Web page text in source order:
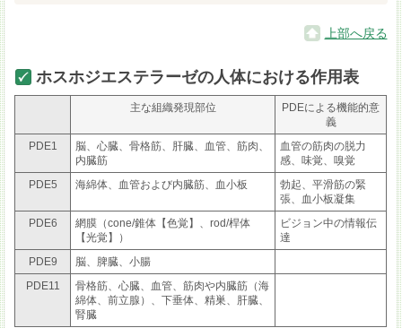
上部へ戻る
ホスホジエステラーゼの人体における作用表
主な組織発現部位
PDEによる機能的意
義
PDE1
脳、心臓、骨格筋、肝臓、血管、筋肉、
内臓筋
血管の筋肉の脱力
感、味覚、嗅覚
PDE5
海綿体、血管および内臓筋、血小板
勃起、平滑筋の緊
張、血小板凝集
PDE6
網膜（cone/錐体【色覚】、rod/桿体
【光覚】）
ビジョン中の情報伝
達
PDE9
脳、脾臓、小腸
PDE11
骨格筋、心臓、血管、筋肉や内臓筋（海
綿体、前立腺）、下垂体、精巣、肝臓、
腎臓